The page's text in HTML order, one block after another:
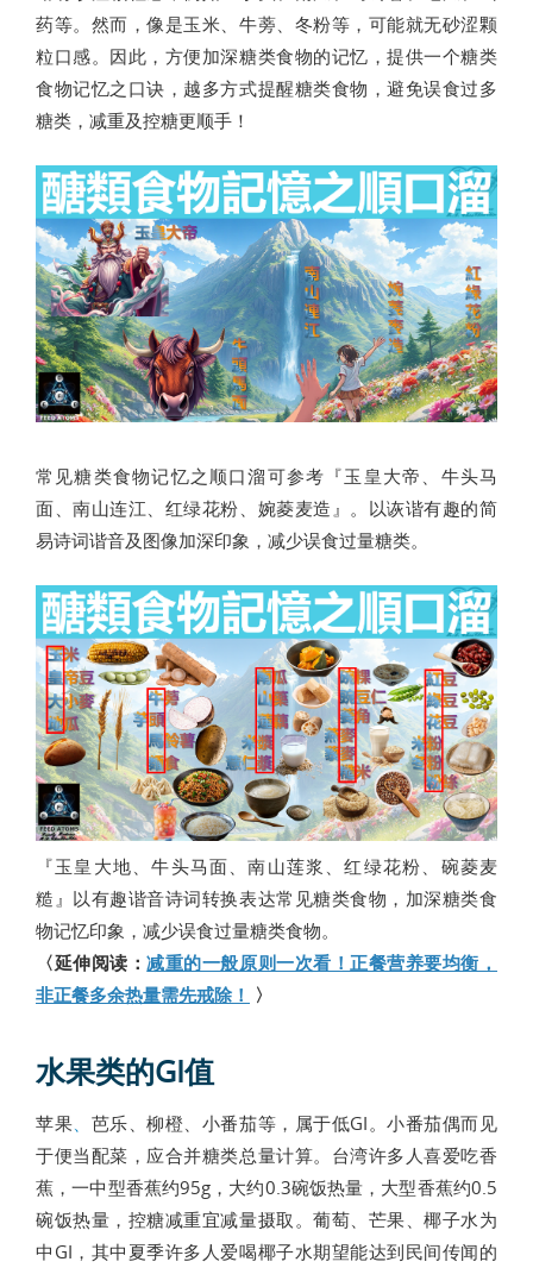
药等。然而，像是玉米、牛蒡、冬粉等，可能就无砂涩颗
粒口感。因此，方便加深糖类食物的记忆，提供一个糖类
食物记忆之口诀，越多方式提醒糖类食物，避免误食过多
糖类，减重及控糖更顺手！
常见糖类食物记忆之顺口溜可参考『玉皇大帝、牛头马
面、南山连江、红绿花粉、婉菱麦造』。以诙谐有趣的简
易诗词谐音及图像加深印象，减少误食过量糖类。
『玉皇大地、牛头马面、南山莲浆、红绿花粉、碗菱麦
糙』以有趣谐音诗词转换表达常见糖类食物，加深糖类食
物记忆印象，减少误食过量糖类食物。
〈延伸阅读：减重的一般原则一次看！正餐营养要均衡，
非正餐多余热量需先戒除！ 〉
水果类的GI值
苹果、 芭乐、柳橙、小番茄等，属于低GI。小番茄偶而见
于便当配菜，应合并糖类总量计算。台湾许多人喜爱吃香
蕉，一中型香蕉约95g，大约0.3碗饭热量，大型香蕉约0.5
碗饭热量，控糖减重宜减量摄取。葡萄、芒果、椰子水为
中GI，其中夏季许多人爱喝椰子水期望能达到民间传闻的